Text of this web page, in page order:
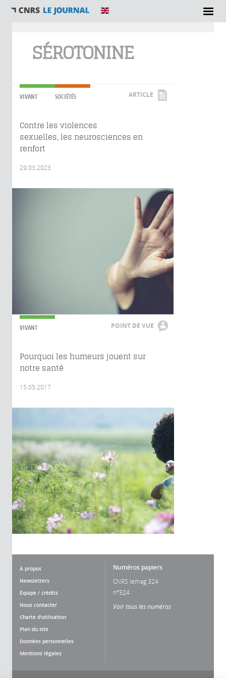
SÉROTONINE
VIVANT SOCIÉTÉS ARTICLE
Contre les violences
sexuelles, les neurosciences en
renfort
29.03.2023
VIVANT POINT DE VUE
Pourquoi les humeurs jouent sur
notre santé
15.05.2017
À propos
Newsletters
Équipe / crédits
Nous contacter
Charte d'utilisation
Plan du site
Données personnelles
Mentions légales
Numéros papiers
CNRS lemag 324
n°324
Voir tous les numéros